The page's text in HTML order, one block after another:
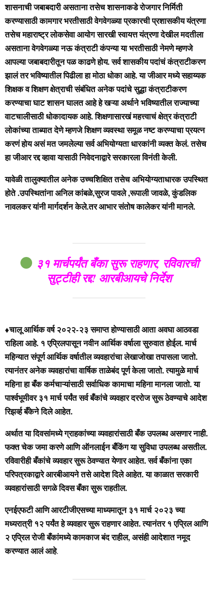
शासनाची जबाबदारी असताना तसेच शासनाकडे रोजगार निर्मिती
करण्यासाठी कामगार भरतीसाठी वेगवेगळ्या प्रकारची प्रशासकीय यंत्रणा
तसेच महाराष्ट्र लोकसेवा आयोग सारखी स्वायत्त यंत्रणा देखील मदतीला
असताना वेगवेगळ्या नऊ कंत्राटी कंपन्या या भरतीसाठी नेमणे म्हणजे
आपल्या जबाबदारीतून पळ काढणे होय. सर्व शासकीय पदांचं कंत्राटीकरण
झालं तर भविष्यातील पिढीला हा मोठा धोका आहे. या जीआर मध्ये सहाय्यक
शिक्षक व शिक्षण क्षेत्राची संबंधित अनेक पदांचे सुद्धा कंत्राटीकरण
करण्याचा घाट शासन घालत आहे हे खऱ्या अर्थाने भविष्यातील राज्याच्या
वाटचालीसाठी धोकादायक आहे. शिक्षणासारखं महत्त्वाचं क्षेत्र कंत्राटी
लोकांच्या ताब्यात देणे म्हणजे शिक्षण व्यवस्था समूळ नष्ट करण्याचा प्रयत्न
करणं होय असं मत जमलेल्या सर्व अभियोग्यता धारकांनी व्यक्त केलं. तसेच
हा जीआर रद्द व्हावा यासाठी निवेदनाद्वारे सरकारला विनंती केली.
यावेळी तालुक्यातील अनेक उच्चशिक्षित तसेच अभियोग्यताधारक उपस्थित
होते .उपस्थितांना अनिल कांबळे,सुरज पावले ,रूपाली जावळे, कुंडलिक
नावलकर यांनी मार्गदर्शन केले.तर आभार संतोष कालेकर यांनी मानले.
३१ मार्चपर्यंत बँका सुरू राहणार, रविवारची
सुट्टीही रद्द! आरबीआयचे निर्देश
♦️चालू आर्थिक वर्ष २०२२-२३ समाप्त होण्यासाठी आता अवघा आठवडा
राहिला आहे. १ एप्रिलपासून नवीन आर्थिक वर्षाला सुरुवात होईल. मार्च
महिन्यात संपूर्ण आर्थिक वर्षातील व्यवहारांचा लेखाजोखा तपासला जातो.
त्यानंतर अनेक व्यवहारांचा वार्षिक ताळेबंद पूर्ण केला जातो. त्यामुळे मार्च
महिना हा बँक कर्मचाऱ्यांसाठी सर्वाधिक कामाचा महिना मानला जातो. या
पार्श्वभूमीवर ३१ मार्च पर्यंत सर्व बँकांचे व्यवहार दररोज सुरू ठेवण्याचे आदेश
रिझर्व्ह बँकेने दिले आहेत.
अर्थात या दिवसांमध्ये ग्राहकांच्या व्यवहारांसाठी बँक उपलब्ध असणार नाही.
फक्त चेक जमा करणे आणि ऑनलाईन बँकिंग या सुविधा उपलब्ध असतील.
रविवारीही बँकांचे व्यवहार सुरू ठेवण्यात येणार आहेत. सर्व बँकांना एका
परिपत्रकाद्वारे आरबीआयने तसे आदेश दिले आहेत. या काळात सरकारी
व्यवहारांसाठी सगळे दिवस बँका सुरू राहतील.
एनईएफटी आणि आरटीजीएसच्या माध्यमातून ३१ मार्च २०२३ च्या
मध्यरात्री १२ पर्यंत हे व्यवहार सुरू राहणार आहेत. त्यानंतर १ एप्रिल आणि
२ एप्रिल रोजी बँकांमध्ये कामकाज बंद राहील, असंही आदेशात नमूद
करण्यात आलं आहे.